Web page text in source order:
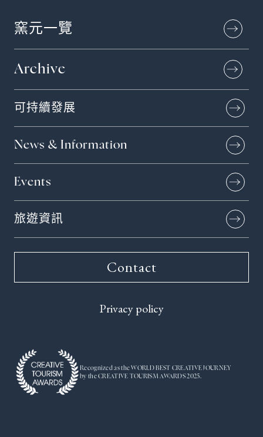
窯元一覽
Archive
可持續發展
News & Information
Events
旅遊資訊
Contact
Privacy policy
Recognized as the WORLD BEST CREATIVE JOURNEY
by the CREATIVE TOURISM AWARDS 2025.